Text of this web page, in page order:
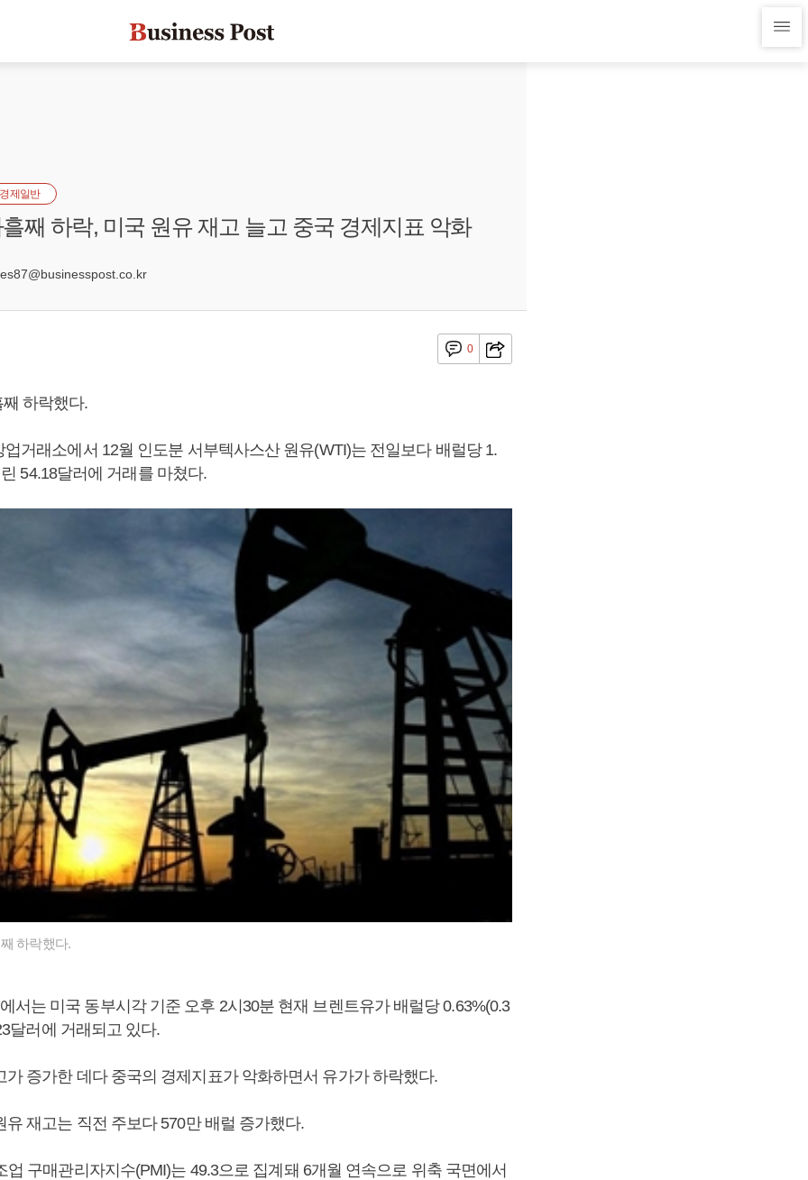
경제일반
째 하락, 미국 원유 재고 늘고 중국 경제지표 악화
0
하락했다.
업거래소에서 12월 인도분 서부텍사스산 원유(WTI)는 전일보다 배럴당 1.
54.18달러에 거래를 마쳤다.
하락했다.
서는 미국 동부시각 기준 오후 2시30분 현재 브렌트유가 배럴당 0.63%(0.3
달러에 거래되고 있다.
가 증가한 데다 중국의 경제지표가 악화하면서 유가가 하락했다.
유 재고는 직전 주보다 570만 배럴 증가했다.
업 구매관리자지수(PMI)는 49.3으로 집계돼 6개월 연속으로 위축 국면에서